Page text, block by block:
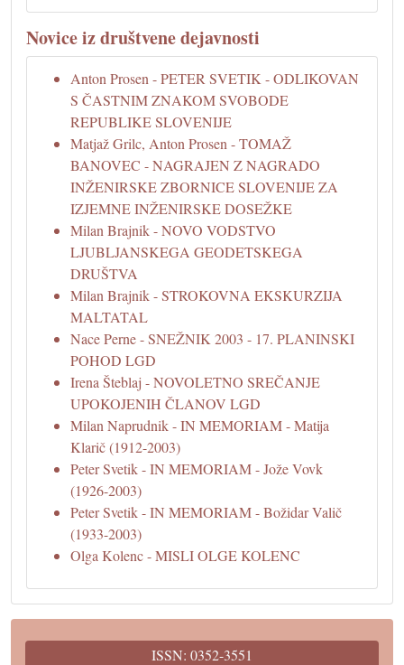
Novice iz društvene dejavnosti
Anton Prosen - PETER SVETIK - ODLIKOVAN
S ČASTNIM ZNAKOM SVOBODE
REPUBLIKE SLOVENIJE
Matjaž Grilc, Anton Prosen - TOMAŽ
BANOVEC - NAGRAJEN Z NAGRADO
INŽENIRSKE ZBORNICE SLOVENIJE ZA
IZJEMNE INŽENIRSKE DOSEŽKE
Milan Brajnik - NOVO VODSTVO
LJUBLJANSKEGA GEODETSKEGA
DRUŠTVA
Milan Brajnik - STROKOVNA EKSKURZIJA
MALTATAL
Nace Perne - SNEŽNIK 2003 - 17. PLANINSKI
POHOD LGD
Irena Šteblaj - NOVOLETNO SREČANJE
UPOKOJENIH ČLANOV LGD
Milan Naprudnik - IN MEMORIAM - Matija
Klarič (1912-2003)
Peter Svetik - IN MEMORIAM - Jože Vovk
(1926-2003)
Peter Svetik - IN MEMORIAM - Božidar Valič
(1933-2003)
Olga Kolenc - MISLI OLGE KOLENC
ISSN: 0352-3551